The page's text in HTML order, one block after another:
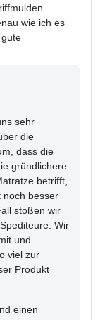
wie ich es
sehr
die
dass die
gründlichere
betrifft,
noch besser
stoßen wir
Wir
und
viel zur
Produkt
einen